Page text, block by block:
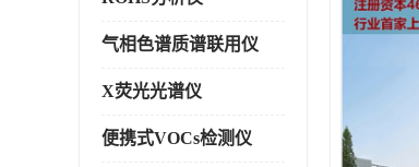
气相色谱质谱联用仪
X荧光光谱仪
便携式VOCs检测仪